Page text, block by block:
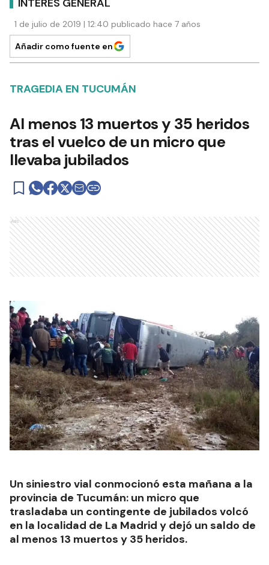
INTERÉS GENERAL
1 de julio de 2019 | 12:40 publicado hace 7 años
Añadir como fuente en
TRAGEDIA EN TUCUMÁN
Al menos 13 muertos y 35 heridos
tras el vuelco de un micro que
llevaba jubilados
Ads
Un siniestro vial conmocionó esta mañana a la
provincia de Tucumán: un micro que
trasladaba un contingente de jubilados volcó
en la localidad de La Madrid y dejó un saldo de
al menos 13 muertos y 35 heridos.